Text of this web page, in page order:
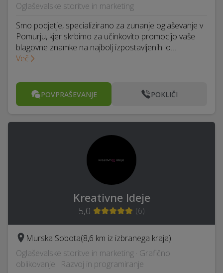
Oglaševalske storitve in marketing
Smo podjetje, specializirano za zunanje oglaševanje v
Pomurju, kjer skrbimo za učinkovito promocijo vaše
blagovne znamke na najbolj izpostavljenih lo…
Več
POVPRAŠEVANJE POKLIČI
Kreativne Ideje
5,0 (6)
Murska Sobota(8,6 km iz izbranega kraja)
Oglaševalske storitve in marketing · Grafično
oblikovanje · Razvoj in programiranje